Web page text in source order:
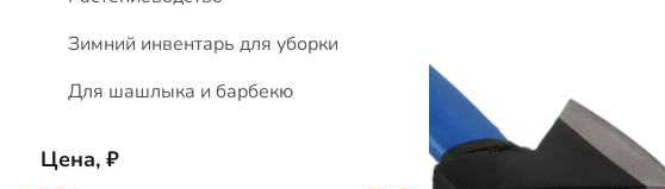
Зимний инвентарь для уборки
Для шашлыка и барбекю
Цена, ₽